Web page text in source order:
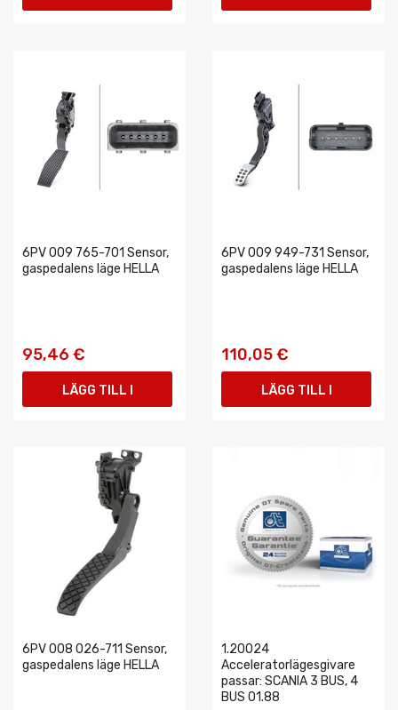
6PV 009 765-701 Sensor,
gaspedalens läge HELLA
95,46 €
LÄGG TILL I
6PV 009 949-731 Sensor,
gaspedalens läge HELLA
110,05 €
LÄGG TILL I
6PV 008 026-711 Sensor,
gaspedalens läge HELLA
1.20024
Acceleratorlägesgivare
passar: SCANIA 3 BUS, 4
BUS 01.88